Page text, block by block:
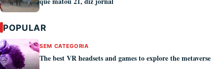
POPULAR
SEM CATEGORIA
The best VR headsets and games to explore the metaverse